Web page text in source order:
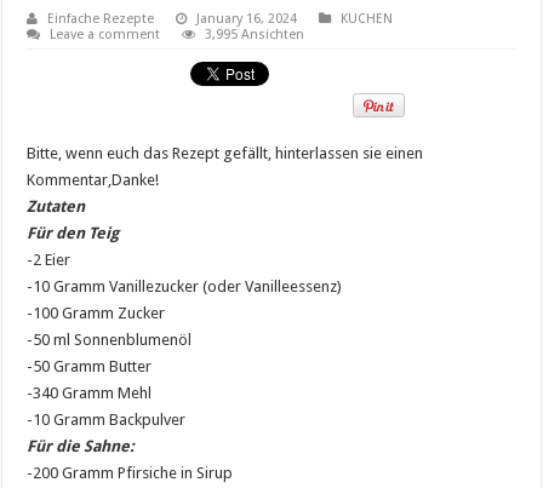
Einfache Rezepte January 16, 2024
KUCHEN
Leave a comment
3,995 Ansichten
Bitte, wenn euch das Rezept gefällt, hinterlassen sie einen
Kommentar,Danke!
Zutaten
Für den Teig
-2 Eier
-10 Gramm Vanillezucker (oder Vanilleessenz)
-100 Gramm Zucker
-50 ml Sonnenblumenöl
-50 Gramm Butter
-340 Gramm Mehl
-10 Gramm Backpulver
Für die Sahne:
-200 Gramm Pfirsiche in Sirup